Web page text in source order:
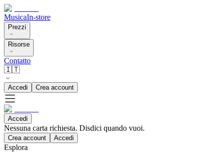
MusicaIn-store
Prezzi
Risorse
Contatto
🇮🇹
Accedi Crea account
Accedi
Nessuna carta richiesta. Disdici quando vuoi.
Crea account Accedi
Esplora